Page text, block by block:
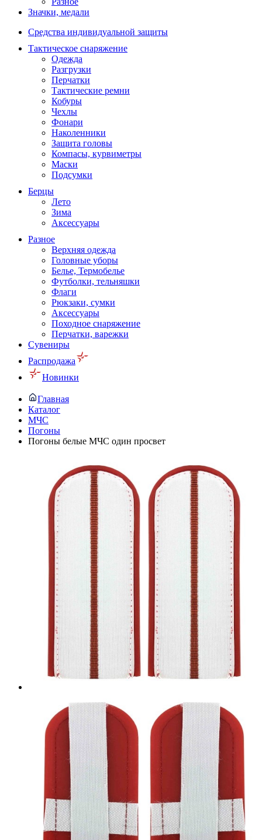
Значки, медали
Средства индивидуальной защиты
Тактическое снаряжение
Одежда
Разгрузки
Перчатки
Тактические ремни
Кобуры
Чехлы
Фонари
Наколенники
Защита головы
Компасы, курвиметры
Маски
Подсумки
Берцы
Лето
Зима
Аксессуары
Разное
Верхняя одежда
Головные уборы
Белье, Термобелье
Футболки, тельняшки
Флаги
Рюкзаки, сумки
Аксессуары
Походное снаряжение
Перчатки, варежки
Сувениры
Распродажа
Новинки
Главная
Каталог
МЧС
Погоны
Погоны белые МЧС один просвет